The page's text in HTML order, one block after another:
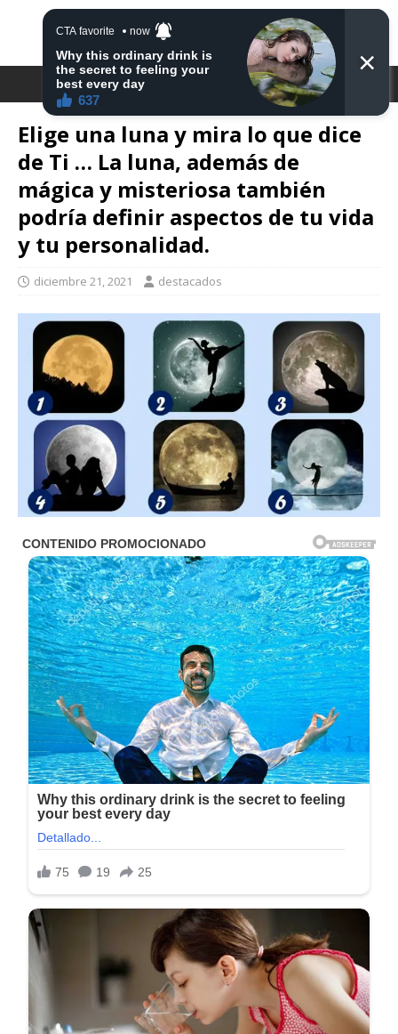
DESTACA2
Elige una luna y mira lo que dice
de Ti … La luna, además de
mágica y misteriosa también
podría definir aspectos de tu vida
y tu personalidad.
diciembre 21, 2021 destacados